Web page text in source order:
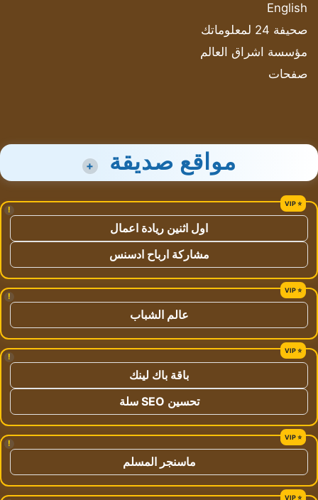
English
صحيفة 24 لمعلوماتك
مؤسسة اشراق العالم
صفحات
مواقع صديقة +
!
اول اثنين ريادة اعمال
مشاركة ارباح ادسنس
!
عالم الشباب
!
باقة باك لينك
تحسين SEO سلة
!
ماسنجر المسلم